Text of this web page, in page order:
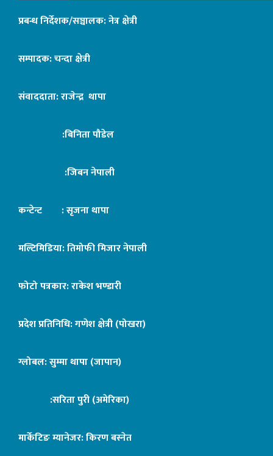
प्रबन्ध निर्देशक/सञ्चालक: नेत्र क्षेत्री
सम्पादक: चन्दा क्षेत्री
संवाददाता: राजेन्द्र थापा
:बिनिता पौडेल
:जिबन नेपाली
कन्टेन्ट : सृजना थापा
मल्टिमिडिया: तिमोफी मिजार नेपाली
फोटो पत्रकार: राकेश भण्डारी
प्रदेश प्रतिनिधि: गणेश क्षेत्री (पोखरा)
ग्लोबल: सुम्मा थापा (जापान)
:सरिता पुरी (अमेरिका)
मार्केटिङ म्यानेजर: किरण बस्नेत